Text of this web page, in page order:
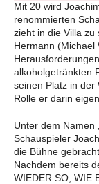
Mit 20 wird
renommierten
zieht in die Villa
Hermann (Michael
alkoholgetränkten
seinen Platz in der
Rolle er darin
Unter dem Namen
Schauspieler
die Bühne
Nachdem bereits
WIEDER SO, WIE